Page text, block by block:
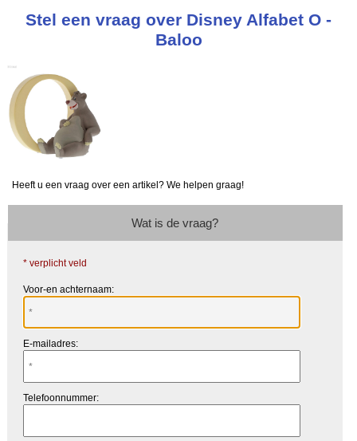
Stel een vraag over Disney Alfabet O -
Baloo
Heeft u een vraag over een artikel? We helpen graag!
Wat is de vraag?
* verplicht veld
Voor-en achternaam:
E-mailadres:
Telefoonnummer: